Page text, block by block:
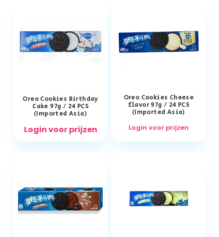
Oreo Cookies Birthday
Cake 97g / 24 PCS
(Imported Asia)
Login voor prijzen
Oreo Cookies Cheese
flavor 97g / 24 PCS
(Imported Asia)
Login voor prijzen